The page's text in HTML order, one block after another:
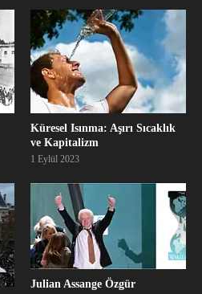
Küresel Isınma: Aşırı Sıcaklık
ve Kapitalizm
1 Eylül 2023
Julian Assange Özgür